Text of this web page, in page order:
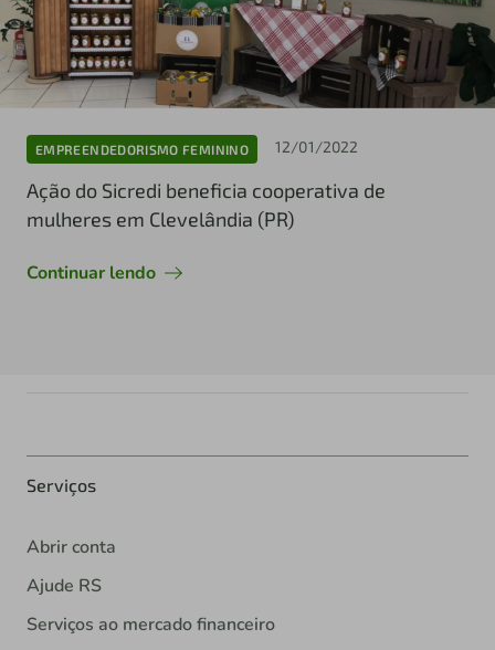
EMPREENDEDORISMO FEMININO 12/01/2022
Ação do Sicredi beneficia cooperativa de
mulheres em Clevelândia (PR)
Continuar lendo
Serviços
Abrir conta
Ajude RS
Serviços ao mercado financeiro